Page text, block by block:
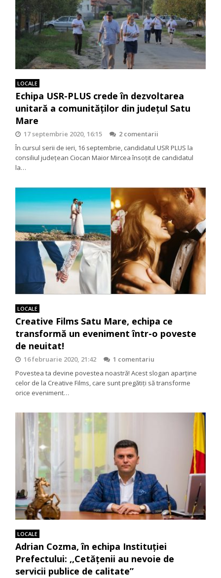
LOCALE
Echipa USR-PLUS crede în dezvoltarea
unitară a comunităților din județul Satu
Mare
17 septembrie 2020, 16:15
2 comentarii
În cursul serii de ieri, 16 septembrie, candidatul USR PLUS la
consiliul județean Ciocan Maior Mircea însoțit de candidatul
la…
LOCALE
Creative Films Satu Mare, echipa ce
transformă un eveniment într-o poveste
de neuitat!
16 februarie 2020, 21:42
1 comentariu
Povestea ta devine povestea noastră! Acest slogan aparține
celor de la Creative Films, care sunt pregătiți să transforme
orice eveniment…
LOCALE
Adrian Cozma, în echipa Instituției
Prefectului: ,,Cetățenii au nevoie de
servicii publice de calitate”